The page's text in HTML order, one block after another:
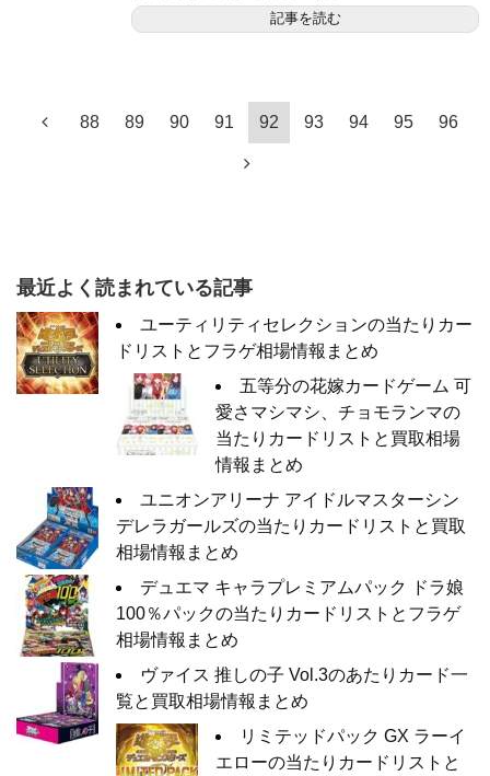
記事を読む
88 89 90 91 92 93 94 95 96
最近よく読まれている記事
ユーティリティセレクションの当たりカー
ドリストとフラゲ相場情報まとめ
五等分の花嫁カードゲーム 可
愛さマシマシ、チョモランマの
当たりカードリストと買取相場
情報まとめ
ユニオンアリーナ アイドルマスターシン
デレラガールズの当たりカードリストと買取
相場情報まとめ
デュエマ キャラプレミアムパック ドラ娘
100％パックの当たりカードリストとフラゲ
相場情報まとめ
ヴァイス 推しの子 Vol.3のあたりカード一
覧と買取相場情報まとめ
リミテッドパック GX ラーイ
エローの当たりカードリストと